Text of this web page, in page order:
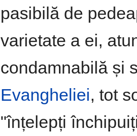
pasibilă de
varietate a ei,
condamnabilă și
Evangheliei, tot
"înțelepți